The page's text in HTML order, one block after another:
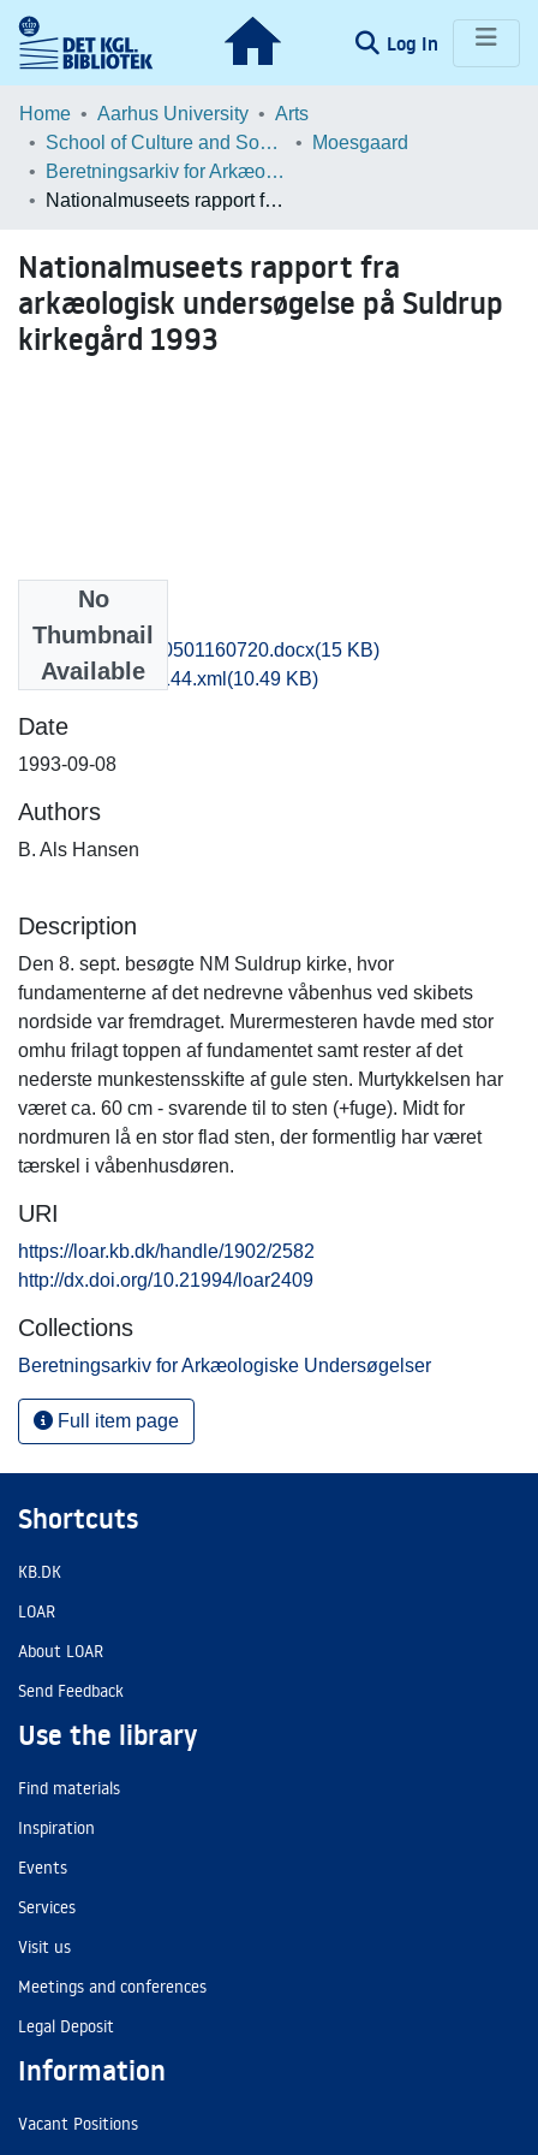
Log In (current)
Communities & Collections
Statistics
Home Aarhus University
Arts
School of Culture and Society
Moesgaard
Beretningsarkiv for Arkæologiske Undersøgelser
Nationalmuseets rapport fra arkæologisk undersøgelse på Suldrup kirkegård 1993
Nationalmuseets rapport fra
arkæologisk undersøgelse på Suldrup
kirkegård 1993
No
Thumbnail
Available
nat1kiha_20170501160720.docx(15 KB)
recordxml_item_144.xml (10.49 KB)
Date
1993-09-08
Authors
B. Als Hansen
Description
Den 8. sept. besøgte NM Suldrup kirke, hvor
fundamenterne af det nedrevne våbenhus ved skibets
nordside var fremdraget. Murermesteren havde med stor
omhu frilagt toppen af fundamentet samt rester af det
nederste munkestensskifte af gule sten. Murtykkelsen har
været ca. 60 cm - svarende til to sten (+fuge). Midt for
nordmuren lå en stor flad sten, der formentlig har været
tærskel i våbenhusdøren.
URI
https://loar.kb.dk/handle/1902/2582
http://dx.doi.org/10.21994/loar2409
Collections
Beretningsarkiv for Arkæologiske Undersøgelser
Full item page
Shortcuts
KB.DK
LOAR
About LOAR
Send Feedback
Use the library
Find materials
Inspiration
Events
Services
Visit us
Meetings and conferences
Legal Deposit
Information
Vacant Positions